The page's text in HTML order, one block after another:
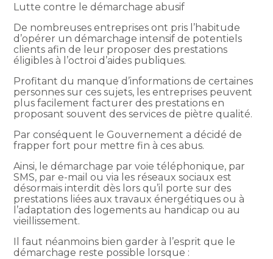
Lutte contre le démarchage abusif
De nombreuses entreprises ont pris l’habitude
d’opérer un démarchage intensif de potentiels
clients afin de leur proposer des prestations
éligibles à l’octroi d’aides publiques.
Profitant du manque d’informations de certaines
personnes sur ces sujets, les entreprises peuvent
plus facilement facturer des prestations en
proposant souvent des services de piètre qualité.
Par conséquent le Gouvernement a décidé de
frapper fort pour mettre fin à ces abus.
Ainsi, le démarchage par voie téléphonique, par
SMS, par e-mail ou via les réseaux sociaux est
désormais interdit dès lors qu’il porte sur des
prestations liées aux travaux énergétiques ou à
l’adaptation des logements au handicap ou au
vieillissement.
Il faut néanmoins bien garder à l’esprit que le
démarchage reste possible lorsque :